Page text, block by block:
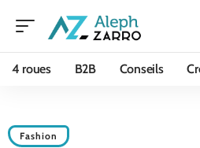
4 roues B2B Conseils
Fashion